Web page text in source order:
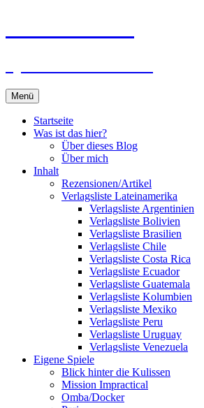
Menü
Startseite
Was ist das hier?
Über dieses Blog
Über mich
Inhalt
Rezensionen/Artikel
Verlagsliste Lateinamerika
Verlagsliste Argentinien
Verlagsliste Bolivien
Verlagsliste Brasilien
Verlagsliste Chile
Verlagsliste Costa Rica
Verlagsliste Ecuador
Verlagsliste Guatemala
Verlagsliste Kolumbien
Verlagsliste Mexiko
Verlagsliste Peru
Verlagsliste Uruguay
Verlagsliste Venezuela
Eigene Spiele
Blick hinter die Kulissen
Mission Impractical
Omba/Docker